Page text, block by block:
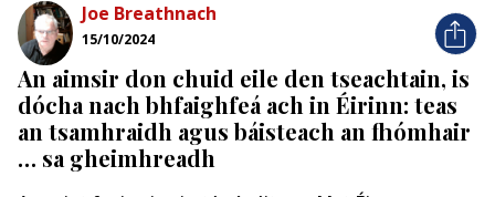
Joe Breathnach
15/10/2024
An aimsir don chuid eile den tseachtain, is
dócha nach bhfaighfeá ach in Éirinn: teas
an tsamhraidh agus báisteach an fhómhair
… sa gheimhreadh